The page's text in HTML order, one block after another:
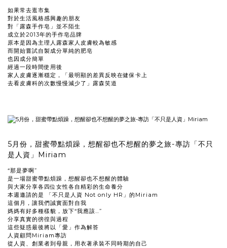
如果常去逛市集
對於生活風格感興趣的朋友
對「露森手作皂」並不陌生
成立於2013年的手作皂品牌
原本是因為主理人露森家人皮膚較為敏感
而開始嘗試自製成分單純的肥皂
也因成分簡單
經過一段時間使用後
家人皮膚逐漸穩定，「最明顯的差異反映在健保卡上
去看皮膚科的次數慢慢減少了」露森笑道
5月份，甜蜜帶點煩躁，想醒卻也不想醒的夢之旅-專訪「不只
是人資」Miriam
“那是夢啊”
是一場甜蜜帶點煩躁，想醒卻也不想醒的體驗
與大家分享各四位女性各自精彩的生命養分
本週邀請的是 「不只是人資 Not only HR」的Miriam
這個月，讓我們誠實面對自我
媽媽有好多種樣貌，放下“我應該…”
分享真實的徬徨與過程
這些疑惑最後將以「愛」作為解答
人資顧問Miriam專訪
從人資、創業者到母親，用衣著承裝不同時期的自己